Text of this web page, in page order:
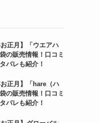
お正月】「ウエアハ
の販売情報！口コミ
バレも紹介！
お正月】「hare（ハ
の販売情報！口コミ
バレも紹介！